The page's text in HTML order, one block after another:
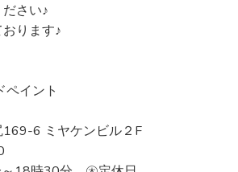
さい♪
ります♪
ペイント
6 ミヤケンビル２F